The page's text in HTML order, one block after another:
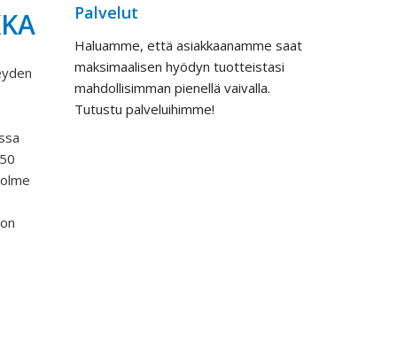
Palvelut
Haluamme, että asiakkaanamme saat
maksimaalisen hyödyn tuotteistasi
mahdollisimman pienellä vaivalla.
Tutustu palveluihimme!